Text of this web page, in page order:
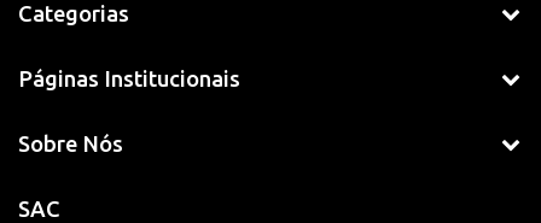
Categorias
Páginas Institucionais
Sobre Nós
SAC